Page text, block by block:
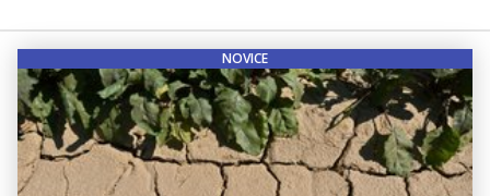
NOVICE